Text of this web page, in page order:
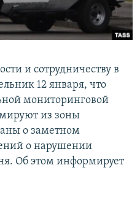
и сотрудничеству в
12 января, что
мониторинговой
из зоны
о заметном
о нарушении
Об этом информирует